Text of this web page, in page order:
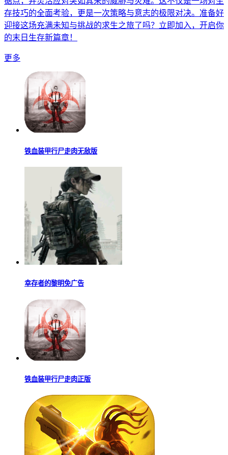
存技巧的全面考验，更是一次策略与意志的极限对决。准备好
迎接这场充满未知与挑战的求生之旅了吗？立即加入，开启你
的末日生存新篇章！
更多
铁血装甲行尸走肉无敌版
幸存者的黎明免广告
铁血装甲行尸走肉正版